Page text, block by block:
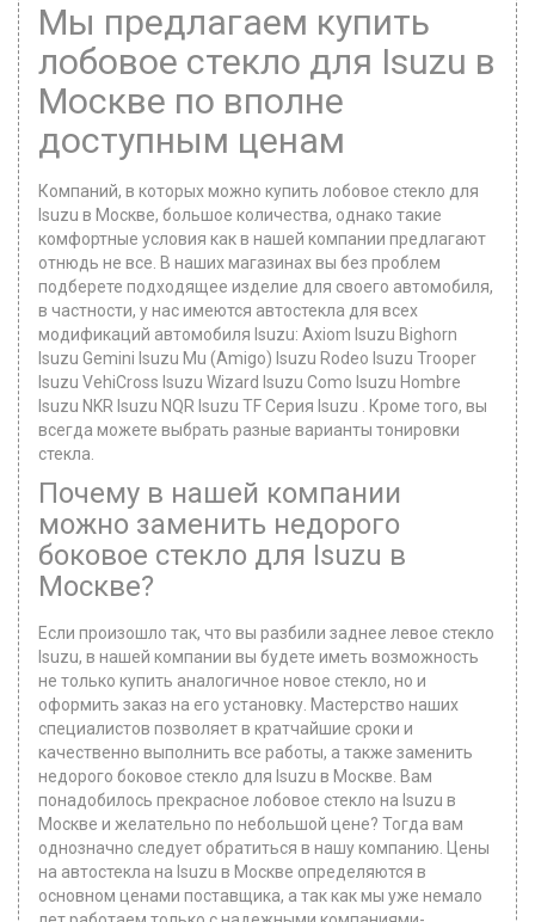
Мы предлагаем купить
лобовое стекло для Isuzu в
Москве по вполне
доступным ценам
Компаний, в которых можно купить лобовое стекло для
Isuzu в Москве, большое количества, однако такие
комфортные условия как в нашей компании предлагают
отнюдь не все. В наших магазинах вы без проблем
подберете подходящее изделие для своего автомобиля,
в частности, у нас имеются автостекла для всех
модификаций автомобиля Isuzu: Axiom Isuzu Bighorn
Isuzu Gemini Isuzu Mu (Amigo) Isuzu Rodeo Isuzu Trooper
Isuzu VehiCross Isuzu Wizard Isuzu Como Isuzu Hombre
Isuzu NKR Isuzu NQR Isuzu TF Серия Isuzu . Кроме того, вы
всегда можете выбрать разные варианты тонировки
стекла.
Почему в нашей компании
можно заменить недорого
боковое стекло для Isuzu в
Москве?
Если произошло так, что вы разбили заднее левое стекло
Isuzu, в нашей компании вы будете иметь возможность
не только купить аналогичное новое стекло, но и
оформить заказ на его установку. Мастерство наших
специалистов позволяет в кратчайшие сроки и
качественно выполнить все работы, а также заменить
недорого боковое стекло для Isuzu в Москве. Вам
понадобилось прекрасное лобовое стекло на Isuzu в
Москве и желательно по небольшой цене? Тогда вам
однозначно следует обратиться в нашу компанию. Цены
на автостекла на Isuzu в Москве определяются в
основном ценами поставщика, а так как мы уже немало